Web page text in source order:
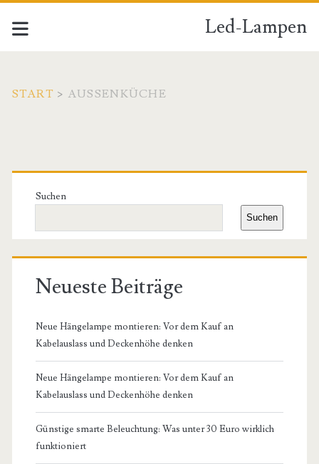
Led-Lampen
START > AUSSENKÜCHE
<span>Außenküche</
Primäre
Seitenleiste
Suchen
Suchen
Neueste Beiträge
Neue Hängelampe montieren: Vor dem Kauf an
Kabelauslass und Deckenhöhe denken
Neue Hängelampe montieren: Vor dem Kauf an
Kabelauslass und Deckenhöhe denken
Günstige smarte Beleuchtung: Was unter 30 Euro wirklich
funktioniert